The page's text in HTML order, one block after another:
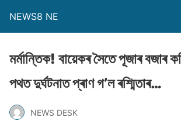
NEWS8 NE
মৰ্মান্তিক! বায়েকৰ সৈতে পূজাৰ বজাৰ
পথত দুৰ্ঘটনাত প্ৰাণ গ’ল ৰশ্মিতাৰ…
NEWS DESK